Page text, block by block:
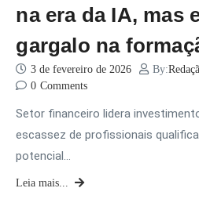
na era da IA, mas
gargalo na
3 de fevereiro de 2026 By:
0 Comments
Setor financeiro lidera
escassez de profissionais
potencial…
Leia mais...